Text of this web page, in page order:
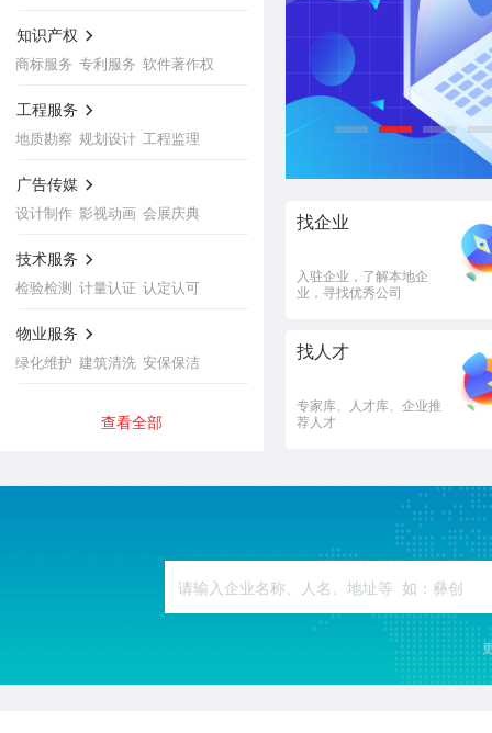
知识产权
商标服务 专利服务 软件著作权
工程服务
地质勘察 规划设计 工程监理
广告传媒
设计制作 影视动画 会展庆典
技术服务
检验检测 计量认证 认定认可
物业服务
绿化维护 建筑清洗 安保保洁
法律咨询 法律援助
金融保险
机械及行业设备
查看全部
找企业
入驻企业，了解本地企
业，寻找优秀公司
找人才
专家库、人才库、企业推
荐人才